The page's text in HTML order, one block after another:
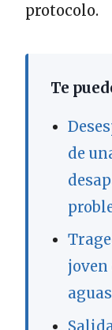
protocolo.
Te
de
joven